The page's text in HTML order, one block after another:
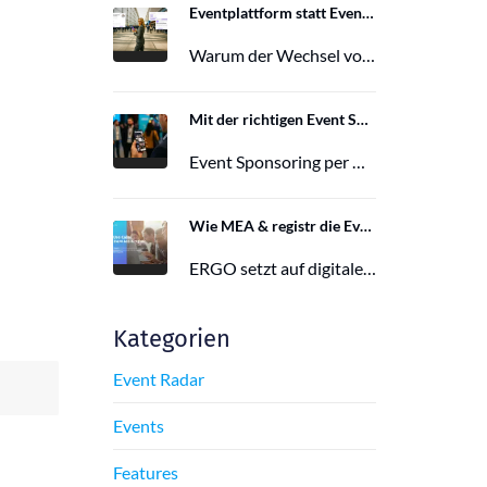
Eventplattform statt Event App: Der Wechsel von der Mobile Event App zu Polario
Warum der Wechsel von der Mobile Event App zu Polario erfolgt und wie Polario als moderne Eventplattform klassische Event Apps…
Mit der richtigen Event Sponsoring App zu mehr Reichweite, Leads und Wirkung
Event Sponsoring per App: messbar, flexibel und interaktiv. Jetzt mehr Sichtbarkeit und Wirkung für dein Event sichern.
Wie MEA & registr die Eventorganisation von 120 ERGO-Events pro Jahr optimieren
ERGO setzt auf digitale Eventorganisation mit MEA & registr. Effizient, nachhaltig und interaktiv – so gelingt moderne Eventplanung.
Kategorien
Event Radar
Events
Features